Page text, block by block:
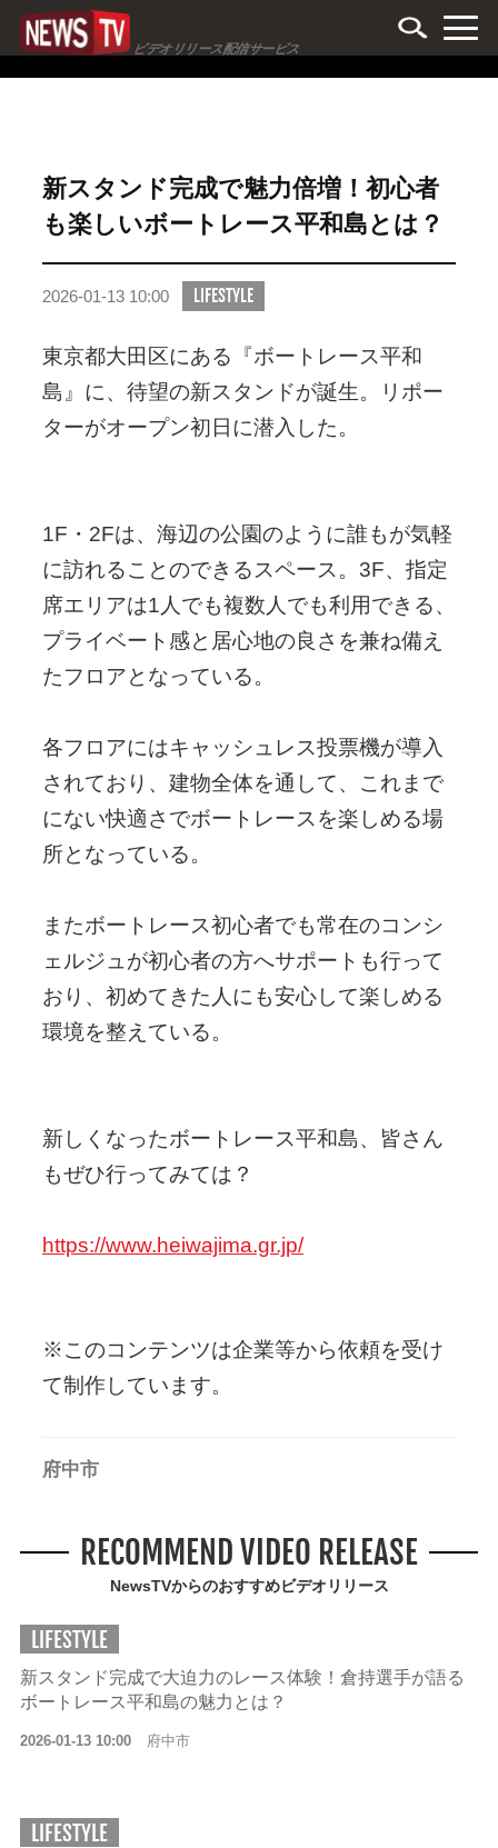
ビデオリリース配信サービス
新スタンド完成で魅力倍増！初心者
も楽しいボートレース平和島とは？
2026-01-13 10:00 LIFESTYLE
東京都大田区にある『ボートレース平和
島』に、待望の新スタンドが誕生。リポー
ターがオープン初日に潜入した。
1F・2Fは、海辺の公園のように誰もが気軽
に訪れることのできるスペース。3F、指定
席エリアは1人でも複数人でも利用できる、
プライベート感と居心地の良さを兼ね備え
たフロアとなっている。
各フロアにはキャッシュレス投票機が導入
されており、建物全体を通して、これまで
にない快適さでボートレースを楽しめる場
所となっている。
またボートレース初心者でも常在のコンシ
ェルジュが初心者の方へサポートも行って
おり、初めてきた人にも安心して楽しめる
環境を整えている。
新しくなったボートレース平和島、皆さん
もぜひ行ってみては？
https://www.heiwajima.gr.jp/
※このコンテンツは企業等から依頼を受け
て制作しています。
府中市
RECOMMEND VIDEO RELEASE
NewsTVからのおすすめビデオリリース
LIFESTYLE
新スタンド完成で大迫力のレース体験！倉持選手が語る
ボートレース平和島の魅力とは？
2026-01-13 10:00 府中市
LIFESTYLE